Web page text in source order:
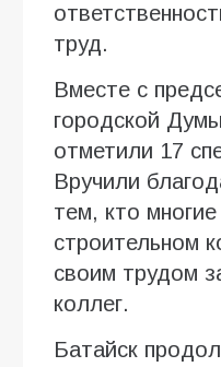
труд.
Вместе с
городской
отметили 17
Вручили
тем, кто
строительном
своим трудом
коллег.
Батайск